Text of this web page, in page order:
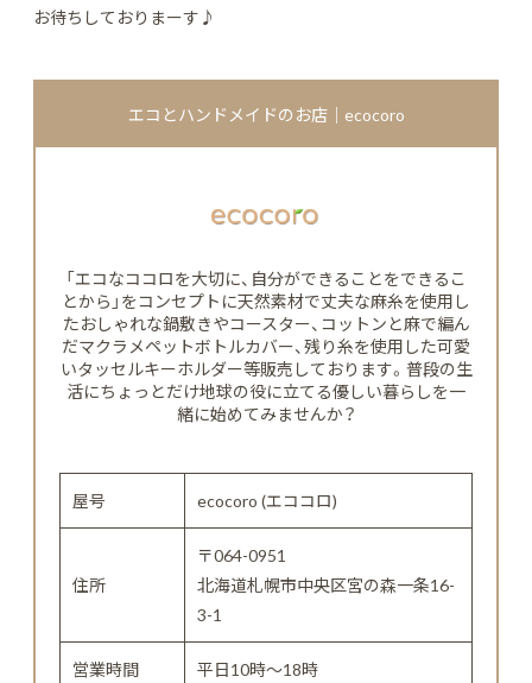
お待ちしておりまーす♪
エコとハンドメイドのお店｜ecocoro
「エコなココロを大切に、自分ができることをできるこ
とから」をコンセプトに天然素材で丈夫な麻糸を使用し
たおしゃれな鍋敷きやコースター、コットンと麻で編ん
だマクラメペットボトルカバー、残り糸を使用した可愛
いタッセルキーホルダー等販売しております。普段の生
活にちょっとだけ地球の役に立てる優しい暮らしを一
緒に始めてみませんか？
屋号 ecocoro (エココロ)
住所
〒064-0951
北海道札幌市中央区宮の森一条16-
3-1
営業時間 平日10時～18時